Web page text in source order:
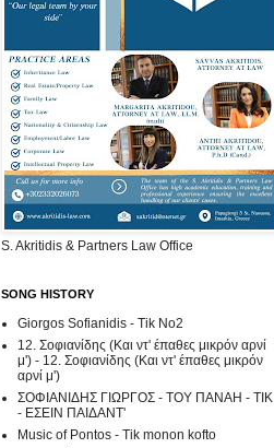
S. Akritidis & Partners Law Office
SONG HISTORY
Giorgos Sofianidis - Tik No2
12. Σοφιανίδης (Και ντ' έπαθες μικρόν αρνί
μ') - 12. Σοφιανίδης (Και ντ' έπαθες μικρόν
αρνί μ')
ΣΟΦΙΑΝΙΔΗΣ ΓΙΩΡΓΟΣ - ΤΟΥ ΠΑΝΑΗ - ΤΙΚ
- ΕΣΕΙΝ ΠΑΙΔΑΝΤ'
Music of Pontos - Tik monon kofto